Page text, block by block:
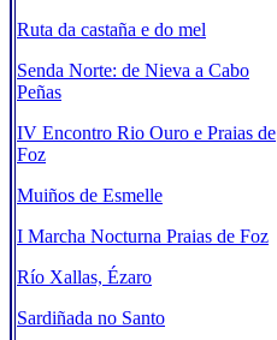
Ruta da castaña e do mel
Senda Norte: de Nieva a Cabo
Peñas
IV Encontro Rio Ouro e Praias de
Foz
Muiños de Esmelle
I Marcha Nocturna Praias de Foz
Río Xallas, Ézaro
Sardiñada no Santo